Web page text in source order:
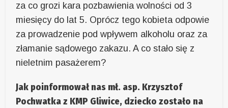
za co grozi kara pozbawienia wolności od 3
miesięcy do lat 5. Oprócz tego kobieta odpowie
za prowadzenie pod wpływem alkoholu oraz za
złamanie sądowego zakazu. A co stało się z
nieletnim pasażerem?
Jak poinformował nas mł. asp. Krzysztof
Pochwatka z KMP Gliwice, dziecko zostało na